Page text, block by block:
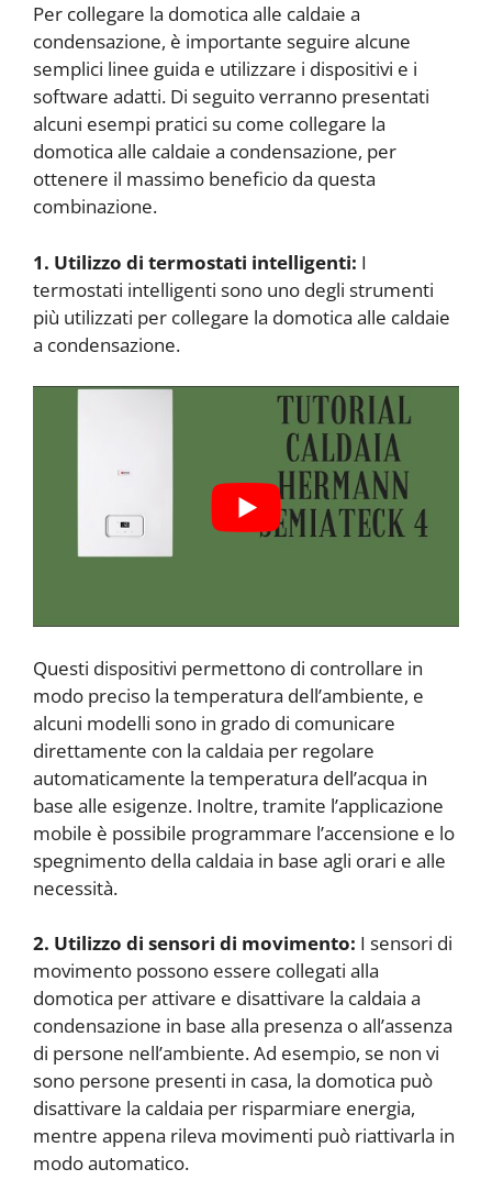
Per collegare la domotica alle caldaie a
condensazione, è importante seguire alcune
semplici linee guida e utilizzare i dispositivi e i
software adatti. Di seguito verranno presentati
alcuni esempi pratici su come collegare la
domotica alle caldaie a condensazione, per
ottenere il massimo beneficio da questa
combinazione.
1. Utilizzo di termostati intelligenti: I
termostati intelligenti sono uno degli strumenti
più utilizzati per collegare la domotica alle caldaie
a condensazione.
Questi dispositivi permettono di controllare in
modo preciso la temperatura dell’ambiente, e
alcuni modelli sono in grado di comunicare
direttamente con la caldaia per regolare
automaticamente la temperatura dell’acqua in
base alle esigenze. Inoltre, tramite l’applicazione
mobile è possibile programmare l’accensione e lo
spegnimento della caldaia in base agli orari e alle
necessità.
2. Utilizzo di sensori di movimento: I sensori di
movimento possono essere collegati alla
domotica per attivare e disattivare la caldaia a
condensazione in base alla presenza o all’assenza
di persone nell’ambiente. Ad esempio, se non vi
sono persone presenti in casa, la domotica può
disattivare la caldaia per risparmiare energia,
mentre appena rileva movimenti può riattivarla in
modo automatico.